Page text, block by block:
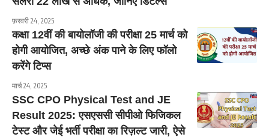
फ़रवरी 24, 2025
कक्षा 12वीं की बायोलॉजी की परीक्षा 25 मार्च को
होगी आयोजित, अच्छे अंक पाने के लिए फॉलो
करेंगे टिप्स
मार्च 24, 2025
SSC CPO Physical Test and JE
Result 2025: एसएससी सीपीओ फिजिकल
टेस्ट और जेई भर्ती परीक्षा का रिज़ल्ट जारी, ऐसे